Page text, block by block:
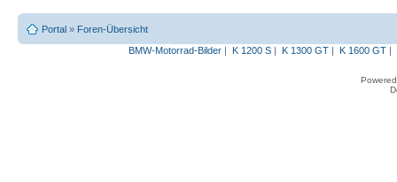
Portal » Foren-Übersicht
BMW-Motorrad-Bilder| K 1200 S| K 1300 GT| K 1600 GT|